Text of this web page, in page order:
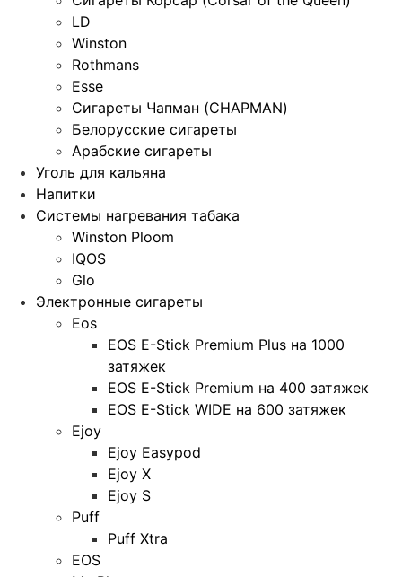
LD
Winston
Rothmans
Esse
Сигареты Чапман (CHAPMAN)
Белорусские сигареты
Арабские сигареты
Уголь для кальяна
Напитки
Системы нагревания табака
Winston Ploom
IQOS
Glo
Электронные сигареты
Eos
EOS E-Stick Premium Plus на 1000
затяжек
EOS E-Stick Premium на 400 затяжек
EOS E-Stick WIDE на 600 затяжек
Ejoy
Ejoy Easypod
Ejoy X
Ejoy S
Puff
Puff Xtra
EOS